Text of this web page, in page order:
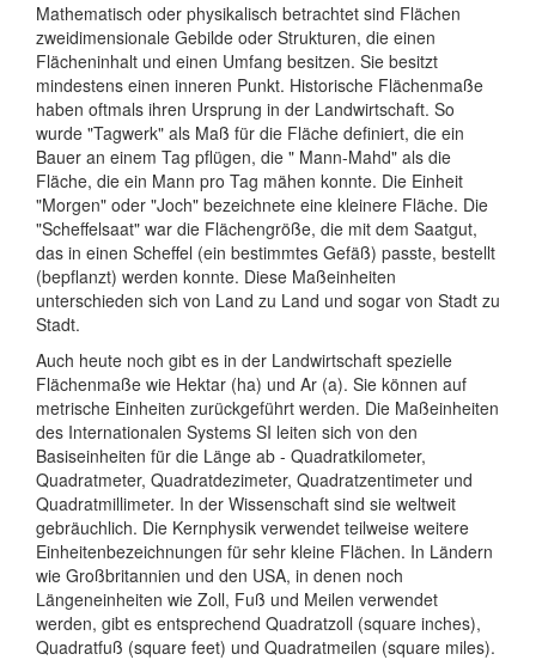
Mathematisch oder physikalisch betrachtet sind Flächen
zweidimensionale Gebilde oder Strukturen, die einen
Flächeninhalt und einen Umfang besitzen. Sie besitzt
mindestens einen inneren Punkt. Historische Flächenmaße
haben oftmals ihren Ursprung in der Landwirtschaft. So
wurde "Tagwerk" als Maß für die Fläche definiert, die ein
Bauer an einem Tag pflügen, die " Mann-Mahd" als die
Fläche, die ein Mann pro Tag mähen konnte. Die Einheit
"Morgen" oder "Joch" bezeichnete eine kleinere Fläche. Die
"Scheffelsaat" war die Flächengröße, die mit dem Saatgut,
das in einen Scheffel (ein bestimmtes Gefäß) passte, bestellt
(bepflanzt) werden konnte. Diese Maßeinheiten
unterschieden sich von Land zu Land und sogar von Stadt zu
Stadt.
Auch heute noch gibt es in der Landwirtschaft spezielle
Flächenmaße wie Hektar (ha) und Ar (a). Sie können auf
metrische Einheiten zurückgeführt werden. Die Maßeinheiten
des Internationalen Systems SI leiten sich von den
Basiseinheiten für die Länge ab - Quadratkilometer,
Quadratmeter, Quadratdezimeter, Quadratzentimeter und
Quadratmillimeter. In der Wissenschaft sind sie weltweit
gebräuchlich. Die Kernphysik verwendet teilweise weitere
Einheitenbezeichnungen für sehr kleine Flächen. In Ländern
wie Großbritannien und den USA, in denen noch
Längeneinheiten wie Zoll, Fuß und Meilen verwendet
werden, gibt es entsprechend Quadratzoll (square inches),
Quadratfuß (square feet) und Quadratmeilen (square miles).